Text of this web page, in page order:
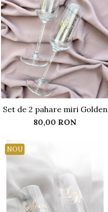
Set de 2 pahare miri Golden
80,00 RON
NOU